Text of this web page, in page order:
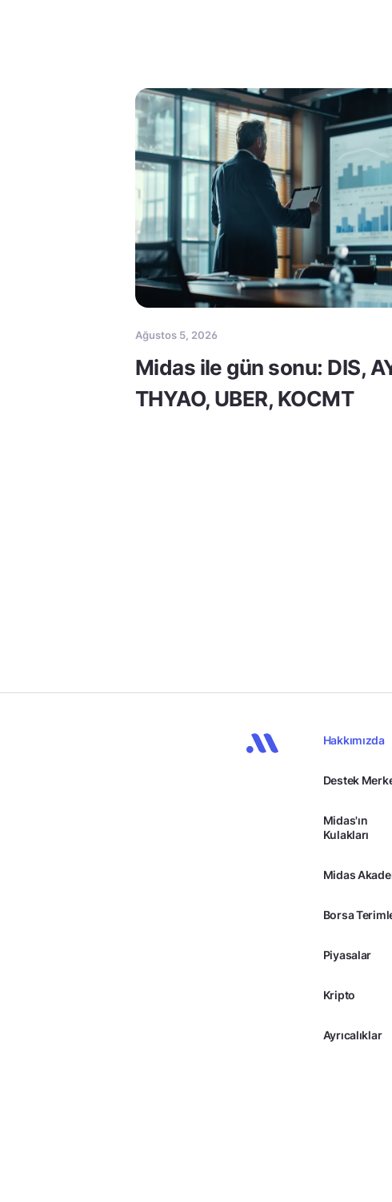
Ağustos 5, 2026
Midas ile gün sonu: DIS,
THYAO, UBER, KOCMT
Hakkımızda
Destek
Midas'ın
Kulakları
Midas
Borsa
Piyasalar
Kripto
Ayrıcalıklar